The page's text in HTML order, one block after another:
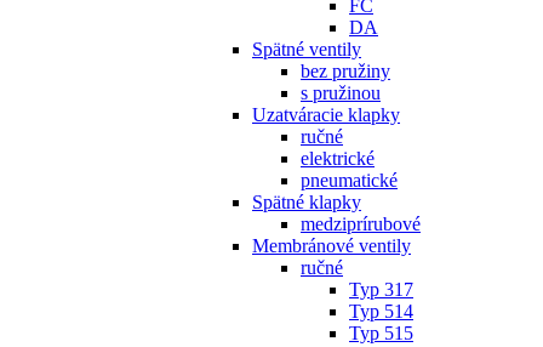
FC
DA
Spätné ventily
bez pružiny
s pružinou
Uzatváracie klapky
ručné
elektrické
pneumatické
Spätné klapky
medziprírubové
Membránové ventily
ručné
Typ 317
Typ 514
Typ 515